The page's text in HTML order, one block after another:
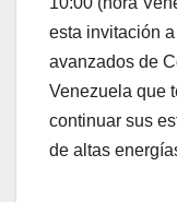
esta invitación
avanzados de
Venezuela que
continuar sus
de altas